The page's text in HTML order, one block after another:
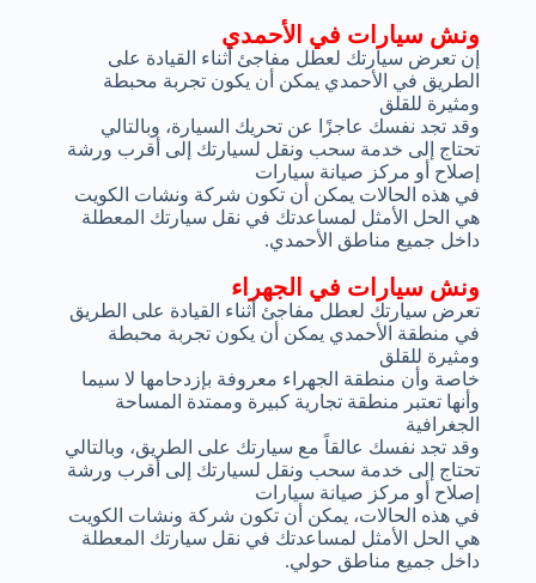
ونش سيارات في الجهراء
تعرض سيارتك لعطل مفاجئ أثناء القيادة على الطريق
في منطقة الأحمدي يمكن أن يكون تجربة محبطة
ومثيرة للقلق
خاصة وأن منطقة الجهراء معروفة بإزدحامها لا سيما
وأنها تعتبر منطقة تجارية كبيرة وممتدة المساحة
الجغرافية
وقد تجد نفسك عالقاً مع سيارتك على الطريق، وبالتالي
تحتاج إلى خدمة سحب ونقل لسيارتك إلى أقرب ورشة
إصلاح أو مركز صيانة سيارات
في هذه الحالات، يمكن أن تكون شركة ونشات الكويت
هي الحل الأمثل لمساعدتك في نقل سيارتك المعطلة
داخل جميع مناطق حولي.
ونش سيارات في الأحمدي
إن تعرض سيارتك لعطل مفاجئ أثناء القيادة على
الطريق في الأحمدي يمكن أن يكون تجربة محبطة
ومثيرة للقلق
وقد تجد نفسك عاجزًا عن تحريك السيارة، وبالتالي
تحتاج إلى خدمة سحب ونقل لسيارتك إلى أقرب ورشة
إصلاح أو مركز صيانة سيارات
في هذه الحالات يمكن أن تكون شركة ونشات الكويت
هي الحل الأمثل لمساعدتك في نقل سيارتك المعطلة
داخل جميع مناطق الأحمدي.